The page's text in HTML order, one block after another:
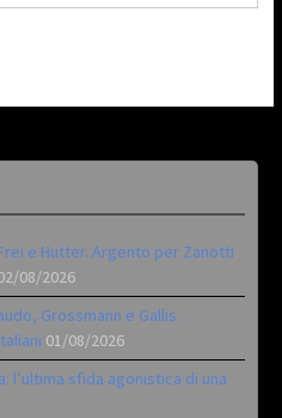
e Hutter. Argento per Zanotti
08/2026
Grossmann e Gallis.
01/08/2026
l’ultima sfida agonistica di una